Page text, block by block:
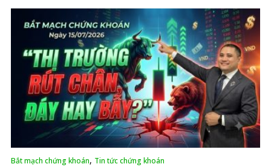
Bắt mạch chứng khoán, Tin tức chứng khoán